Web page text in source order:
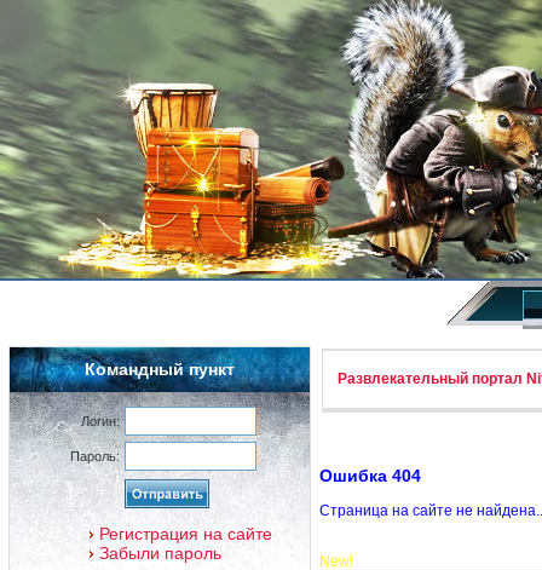
Командный пункт
Логин:
Пароль:
Регистрация на сайте
Забыли пароль
Развлекательный портал
Ошибка 404
Страница на сайте не
New!